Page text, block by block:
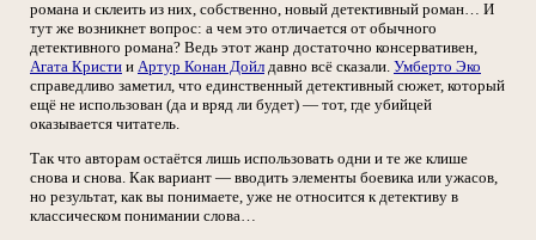
романа и склеить из них, собственно, новый детективный роман… И
тут же возникнет вопрос: а чем это отличается от обычного
детективного романа? Ведь этот жанр достаточно консервативен,
Агата Кристи и Артур Конан Дойл давно всё сказали. Умберто Эко
справедливо заметил, что единственный детективный сюжет, который
ещё не использован (да и вряд ли будет) — тот, где убийцей
оказывается читатель.
Так что авторам остаётся лишь использовать одни и те же клише
снова и снова. Как вариант — вводить элементы боевика или ужасов,
но результат, как вы понимаете, уже не относится к детективу в
классическом понимании слова…